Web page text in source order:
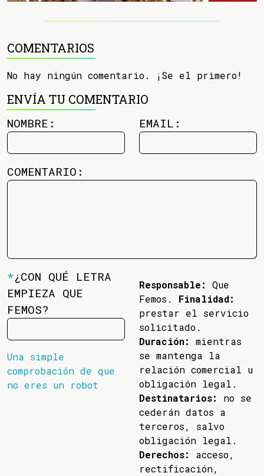
COMENTARIOS
No hay ningún comentario. ¡Se el primero!
ENVÍA TU COMENTARIO
NOMBRE: EMAIL:
COMENTARIO:
*¿CON QUÉ LETRA
EMPIEZA QUE
FEMOS?
Una simple
comprobación de que
no eres un robot
Responsable:
Que
Femos. Finalidad:
prestar el servicio
solicitado.
Duración:
mientras
se mantenga la
relación comercial u
obligación legal.
Destinatarios:
no se
cederán datos a
terceros, salvo
obligación legal.
Derechos:
acceso,
rectificación,